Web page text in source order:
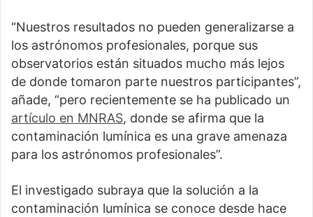
“Nuestros resultados no pueden generalizarse a
los astrónomos profesionales, porque sus
observatorios están situados mucho más lejos
de donde tomaron parte nuestros participantes”,
añade, “pero recientemente se ha publicado un
artículo en MNRAS, donde se afirma que la
contaminación lumínica es una grave amenaza
para los astrónomos profesionales”.
El investigado subraya que la solución a la
contaminación lumínica se conoce desde hace